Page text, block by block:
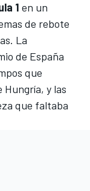
1 en un
de rebote
La
de España
que
Hungría, y las
que faltaba